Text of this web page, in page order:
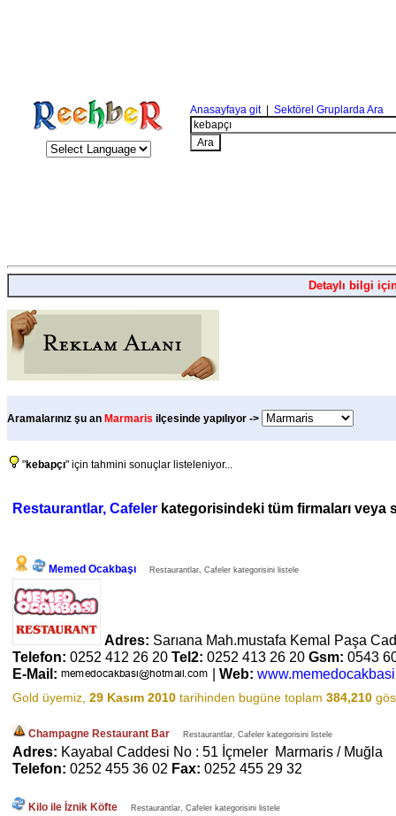
Anasayfaya git| Sektörel Gruplarda Ara
Detaylı bilgi
Aramalarınız şu an Marmaris ilçesinde yapılıyor ->
"kebapçı" için tahmini sonuçlar listeleniyor...
Restaurantlar, Cafeler kategorisindeki tüm firmaları veya
Memed Ocakbaşı Restaurantlar, Cafeler kategorisini listele
Adres: Sarıana Mah.mustafa Kemal Paşa
Telefon: 0252 412 26 20 Tel2: 0252 413 26 20 Gsm: 0543
E-Mail:
| Web:
Gold üyemiz, 29 Kasım 2010 tarihinden bugüne toplam 384,210
Champagne Restaurant Bar Restaurantlar, Cafeler kategorisini listele
Adres: Kayabal Caddesi No : 51 İçmeler Marmaris / Muğla
Telefon: 0252 455 36 02 Fax: 0252 455 29 32
Kilo ile İznik Köfte Restaurantlar, Cafeler kategorisini listele